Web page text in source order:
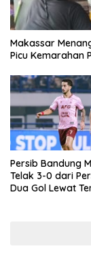
Makassar
Picu Kemarahan
Persib Bandung
Telak 3-0 dari
Dua Gol Lewat